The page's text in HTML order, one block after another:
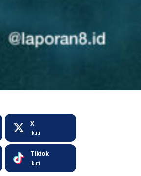
X
Ikuti
Tiktok
Ikuti